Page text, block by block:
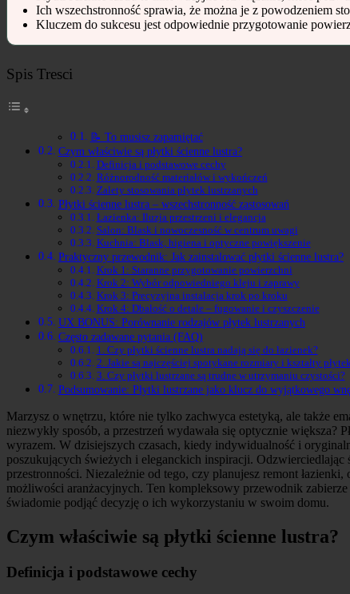
Ich wszechstronność sprawia, że można je z powodzeniem
Kluczem do sukcesu jest odpowiednie przygotowanie
Spis Tresci
📝 To musisz zapamiętać
Czym właściwie są płytki ścienne lustra?
Definicja i podstawowe cechy
Różnorodność materiałów i wykończeń
Zalety stosowania płytek lustrzanych
Płytki ścienne lustra – wszechstronność zastosowań
Łazienka: Iluzja przestrzeni i elegancja
Salon: Blask i nowoczesność w centrum uwagi
Kuchnia: Blask, higiena i optyczne powiększenie
Praktyczny przewodnik: Jak zainstalować płytki ścienne lustra?
Krok 1: Staranne przygotowanie powierzchni
Krok 2: Wybór odpowiedniego kleju i zaprawy
Krok 3: Precyzyjna instalacja krok po kroku
Krok 4: Dbałość o detale – fugowanie i czyszczenie
UX BONUS: Porównanie rodzajów płytek lustrzanych
Często zadawane pytania (FAQ)
1. Czy płytki ścienne lustra nadają się do łazienek?
2. Jakie są najczęściej spotykane rozmiary i kształty
3. Czy płytki lustrzane są trudne w utrzymaniu czystości?
Podsumowanie: Płytki lustrzane jako klucz do wyjątkowego
Marzysz o wnętrzu, które nie tylko zachwyca estetyką, ale także
niezwykły sposób, a przestrzeń wydawała się optycznie większa?
wyrazem. W dzisiejszych czasach, kiedy indywidualność i
poszukujących świeżych i eleganckich inspiracji. Odzwierciedlając
przestronności. Niezależnie od tego, czy planujesz remont
możliwości aranżacyjnych. Ten kompleksowy przewodnik
świadomie podjąć decyzję o ich wykorzystaniu w swoim domu.
Czym właściwie są płytki ścienne lustra?
Definicja i podstawowe cechy